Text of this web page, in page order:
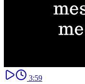
3:59